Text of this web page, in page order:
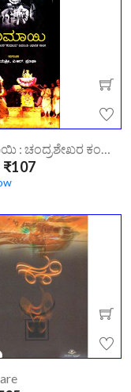
ಕರಿಮಾಯಿ : ಚಂದ್ರಶೇಖರ ಕಂಬಾರರ ಕರಿಮಾಯಿ ಕಾದಂಬರಿಾಧಾರಿತ ನಾಟಕ | Karimaayi-Drama
₹107